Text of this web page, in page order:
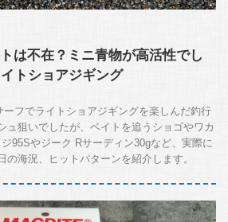
は不在？ミニ青物が高活性でし
トショアジギング
フでライトショアジギングを楽しんだ釣行
ュ狙いでしたが、ベイトを追うショゴやワカ
95Sやジーク Rサーディン30gなど、実際に
の海況、ヒットパターンを紹介します。